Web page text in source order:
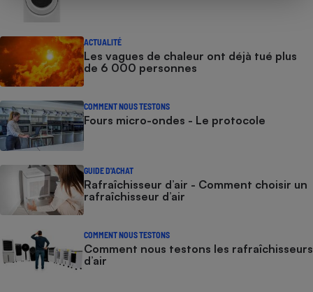
ACTUALITÉ
Les vagues de chaleur ont déjà tué plus
de 6 000 personnes
COMMENT NOUS TESTONS
Fours micro-ondes - Le protocole
GUIDE D'ACHAT
Rafraîchisseur d’air - Comment choisir un
rafraîchisseur d’air
COMMENT NOUS TESTONS
Comment nous testons les rafraîchisseurs
d’air